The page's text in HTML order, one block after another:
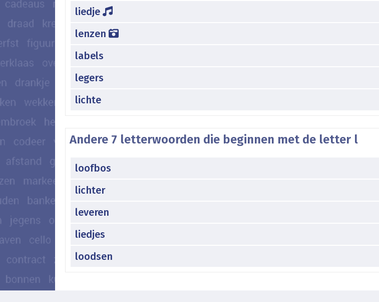
liedje
lenzen
labels
legers
lichte
Andere 7 letterwoorden die beginnen met de letter l
loofbos
lichter
leveren
liedjes
loodsen